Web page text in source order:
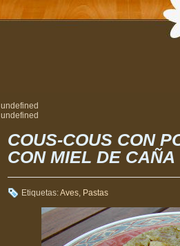
undefined
undefined
COUS-COUS CON
CON MIEL DE CAÑA
Etiquetas:Aves Pastas